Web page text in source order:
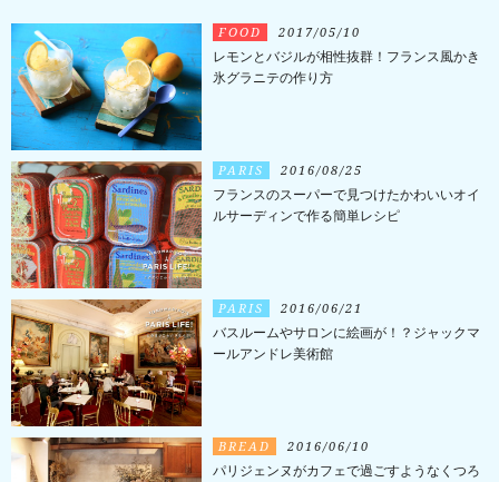
FOOD 2017/05/10
レモンとバジルが相性抜群！フランス風かき
氷グラニテの作り方
PARIS 2016/08/25
フランスのスーパーで見つけたかわいいオイ
ルサーディンで作る簡単レシピ
PARIS 2016/06/21
バスルームやサロンに絵画が！？ジャックマ
ールアンドレ美術館
BREAD 2016/06/10
パリジェンヌがカフェで過ごすようなくつろ